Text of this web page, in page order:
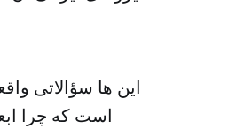
این ها سؤالاتی
است که چرا